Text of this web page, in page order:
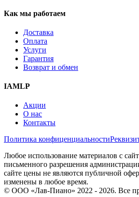
Как мы работаем
Доставка
Оплата
Услуги
Гарантия
Возврат и обмен
IAMLP
Акции
О нас
Контакты
Политика конфиценциальности
Любое использование материалов с
письменного разрешения
сайте цены не являются публичной
изменены в любое время.
© ООО «Лав-Пиано» 2022 - 2026. Все